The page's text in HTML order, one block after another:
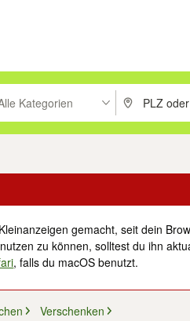
zu suchen, oder Vorschläge
Kategorien PLZ oder
gemacht, seit dein
zu können, solltest du ihn
, falls du macOS benutzt.
Verschenken